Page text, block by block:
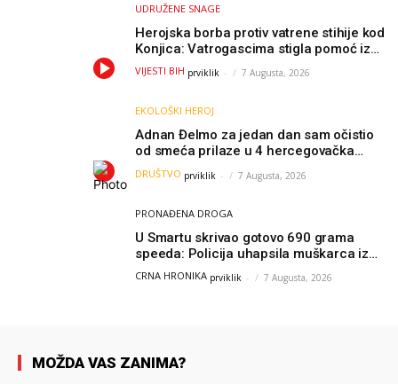
UDRUŽENE SNAGE
Herojska borba protiv vatrene stihije kod
Konjica: Vatrogascima stigla pomoć iz
Sarajeva, helikopteri i Air Tractori
udružili snage
VIJESTI BIH prviklik - 7 Augusta, 2026
EKOLOŠKI HEROJ
Adnan Đelmo za jedan dan sam očistio
od smeća prilaze u 4 hercegovačka
grada: “Danas nisam čistio samo smeće,
čistio sam sliku o nama”
DRUŠTVO prviklik - 7 Augusta, 2026
PRONAĐENA DROGA
U Smartu skrivao gotovo 690 grama
speeda: Policija uhapsila muškarca iz
Hercegovine
CRNA HRONIKA prviklik - 7 Augusta, 2026
MOŽDA VAS ZANIMA?